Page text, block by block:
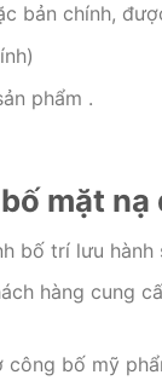
bản chính,
phẩm .
mặt
bố trí lưu hành
hàng cung
bố mỹ